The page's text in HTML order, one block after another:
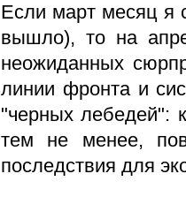
Если март месяц я
вышло), то на
неожиданных
линии фронта и
"черных лебедей":
тем не менее,
последствия для